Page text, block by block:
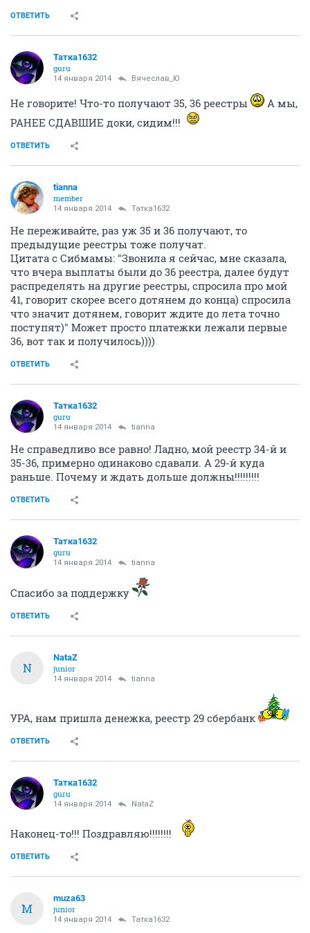
ОТВЕТИТЬ
Татка1632
guru
14 января 2014 Вячеслав_Ю
Не говорите! Что-то получают 35, 36 реестры
А мы,
РАНЕЕ СДАВШИЕ доки, сидим!!!
ОТВЕТИТЬ
tianna
member
14 января 2014 Татка1632
Не переживайте, раз уж 35 и 36 получают, то
предыдущие реестры тоже получат.
Цитата с Сибмамы: "Звонила я сейчас, мне сказала,
что вчера выплаты были до 36 реестра, далее будут
распределять на другие реестры, спросила про мой
41, говорит скорее всего дотянем до конца) спросила
что значит дотянем, говорит ждите до лета точно
поступят)" Может просто платежки лежали первые
36, вот так и получилось))))
ОТВЕТИТЬ
Татка1632
guru
14 января 2014 tianna
Не справедливо все равно! Ладно, мой реестр 34-й и
35-36, примерно одинаково сдавали. А 29-й куда
раньше. Почему и ждать дольше должны!!!!!!!!!
ОТВЕТИТЬ
Татка1632
guru
14 января 2014 tianna
Спасибо за поддержку
ОТВЕТИТЬ
N
NataZ
junior
14 января 2014 tianna
УРА, нам пришла денежка, реестр 29 сбербанк
ОТВЕТИТЬ
Татка1632
guru
14 января 2014 NataZ
Наконец-то!!! Поздравляю!!!!!!!!
ОТВЕТИТЬ
M
muza63
junior
14 января 2014 Татка1632